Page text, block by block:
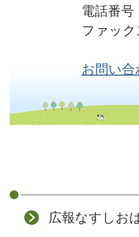
電話番
ファッ
お問い
広報なすしお